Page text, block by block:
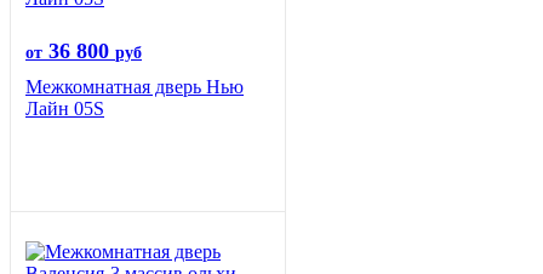
от 36 800 руб
Межкомнатная дверь Нью
Лайн 05S